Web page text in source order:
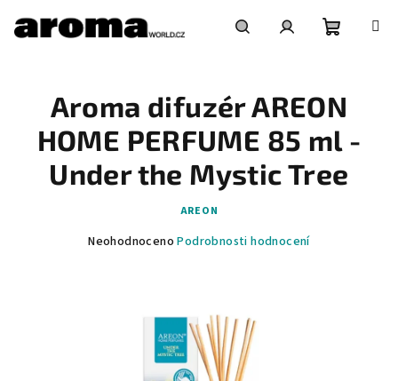
obsah
košík
Aroma difuzér AREON
HOME PERFUME 85 ml -
Under the Mystic Tree
AREON
Průměrné
Neohodnoceno Podrobnosti hodnocení